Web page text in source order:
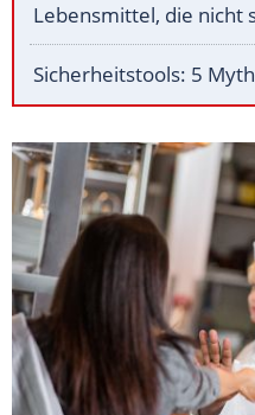
Lebensmittel, die nicht
Sicherheitstools: 5